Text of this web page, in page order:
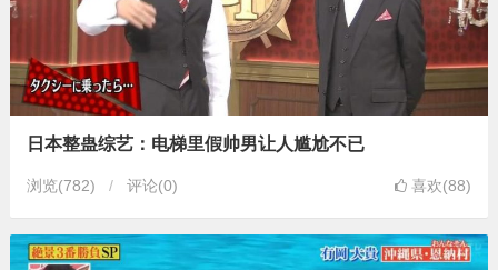
日本整蛊综艺：电梯里假帅男让人尴尬不已
浏览(782) 评论(0) 喜欢(88)